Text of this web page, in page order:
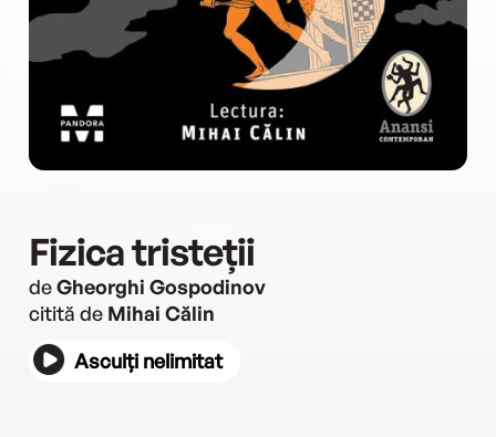
Fizica tristeții
deGheorghi Gospodinov
citită de Mihai Călin
Asculți nelimitat